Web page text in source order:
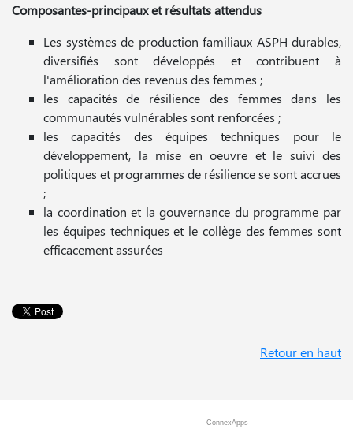
Composantes-principaux et résultats attendus
Les systèmes de production familiaux ASPH durables,
diversifiés sont développés et contribuent à
l'amélioration des revenus des femmes ;
les capacités de résilience des femmes dans les
communautés vulnérables sont renforcées ;
les capacités des équipes techniques pour le
développement, la mise en oeuvre et le suivi des
politiques et programmes de résilience se sont accrues
;
la coordination et la gouvernance du programme par
les équipes techniques et le collège des femmes sont
efficacement assurées
Retour en haut
ConnexApps